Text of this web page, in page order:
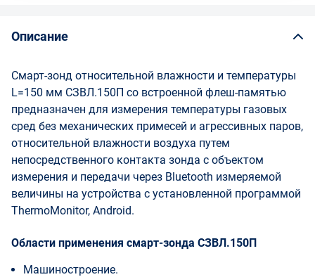
Описание
Смарт-зонд относительной влажности и температуры
L=150 мм СЗВЛ.150П со встроенной флеш-памятью
предназначен для измерения температуры газовых
сред без механических примесей и агрессивных паров,
относительной влажности воздуха путем
непосредственного контакта зонда с объектом
измерения и передачи через Bluetooth измеряемой
величины на устройства с установленной программой
ThermoMonitor, Android.
Области применения смарт-зонда СЗВЛ.150П
Машиностроение.